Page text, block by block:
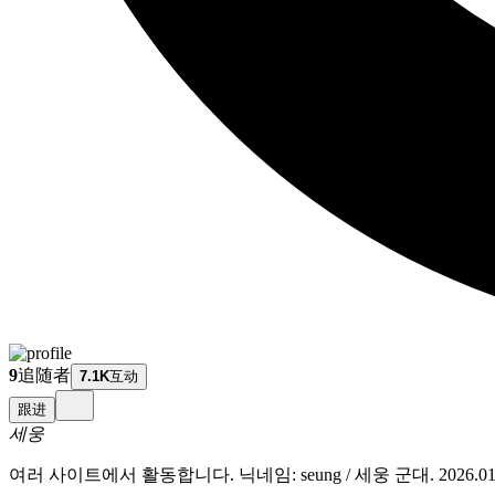
9追随者 7.1K互动
跟进
세웅
여러 사이트에서 활동합니다. 닉네임: seung / 세웅 군대.